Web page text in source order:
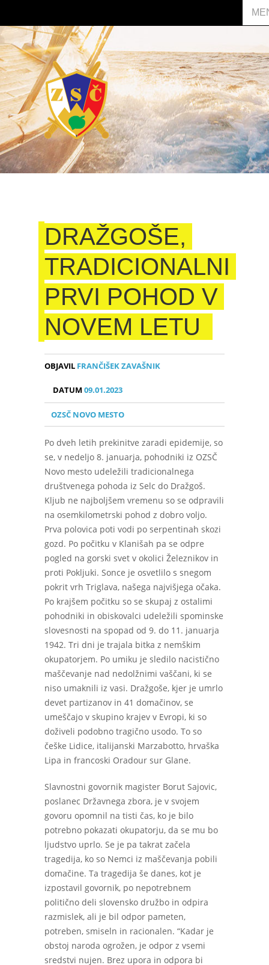
DRAŽGOŠE,
TRADICIONALNI
PRVI POHOD V
NOVEM LETU
OBJAVIL FRANČIŠEK ZAVAŠNIK
DATUM09.01.2023
OZSČ NOVO MESTO
Po dveh letih prekinitve zaradi epidemije, so
se, v nedeljo 8. januarja, pohodniki iz OZSČ
Novo mesto udeležili tradicionalnega
društvenega pohoda iz Selc do Dražgoš.
Kljub ne najboljšem vremenu so se odpravili
na osemkilometrski pohod z dobro voljo.
Prva polovica poti vodi po serpentinah skozi
gozd. Po počitku v Klanišah pa se odpre
pogled na gorski svet v okolici Železnikov in
proti Pokljuki. Sonce je osvetlilo s snegom
pokrit vrh Triglava, našega najvišjega očaka.
Po krajšem počitku so se skupaj z ostalimi
pohodniki in obiskovalci udeležili spominske
slovesnosti na spopad od 9. do 11. januarja
1942. Tri dni je trajala bitka z nemškim
okupatorjem. Po umiku je sledilo nacistično
maščevanje nad nedolžnimi vaščani, ki se
niso umaknili iz vasi. Dražgoše, kjer je umrlo
devet partizanov in 41 domačinov, se
umeščajo v skupino krajev v Evropi, ki so
doživeli podobno tragično usodo. To so
češke Lidice, italijanski Marzabotto, hrvaška
Lipa in francoski Oradour sur Glane.
Slavnostni govornik magister Borut Sajovic,
poslanec Državnega zbora, je v svojem
govoru opomnil na tisti čas, ko je bilo
potrebno pokazati okupatorju, da se mu bo
ljudstvo uprlo. Se je pa takrat začela
tragedija, ko so Nemci iz maščevanja pobili
domačine. Ta tragedija še danes, kot je
izpostavil govornik, po nepotrebnem
politično deli slovensko družbo in odpira
razmislek, ali je bil odpor pameten,
potreben, smiseln in racionalen. “Kadar je
obstoj naroda ogrožen, je odpor z vsemi
sredstvi nujen. Brez upora in odpora bi